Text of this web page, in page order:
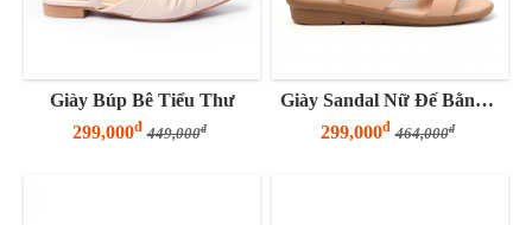
Giày Búp Bê Tiểu Thư
299,000đ 449,000đ
Giày Sandal Nữ Đế Bằng 3 Phân Quai Z
299,000đ 464,000đ